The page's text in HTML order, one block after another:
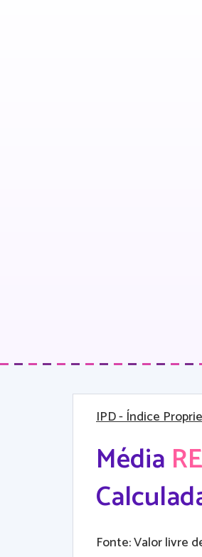
IPD- Índice
Média
Fonte: Valor livre